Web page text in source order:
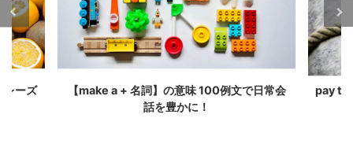
レーズ
【make a + 名詞】の意味 100例文で日常会
話を豊かに！
pay